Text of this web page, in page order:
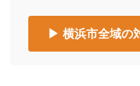
▶ 横浜市全域の